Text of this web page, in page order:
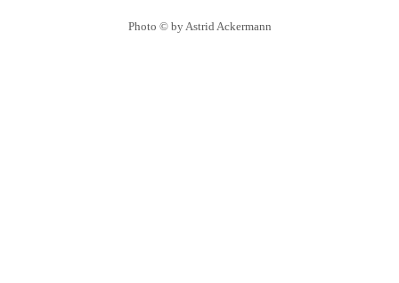
Photo © by Astrid Ackermann